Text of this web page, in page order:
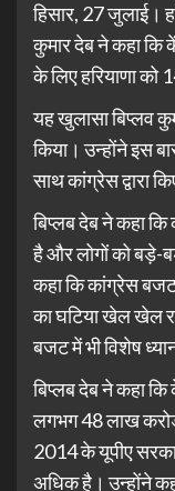
हिसार, 27 जुलाई।
कुमार देब ने कहा कि
के लिए हरियाणा को
यह खुलासा बिप्लव
किया। उन्होंने इस
साथ कांग्रेस द्वारा
बिप्लब देब ने कहा
है और लोगों को बड़े-
कहा कि कांग्रेस बजट
का घटिया खेल खेल
बजट में भी विशेष
बिप्लब देब ने कहा कि
लगभग 48 लाख
2014 के यूपीए
अधिक है। उन्होंने